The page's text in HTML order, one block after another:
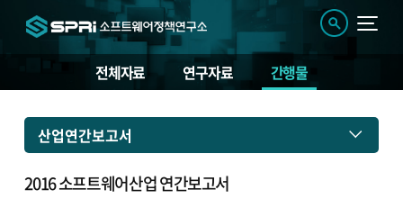
전체자료 연구자료 간행물
산업연간보고서
2016 소프트웨어산업 연간보고서